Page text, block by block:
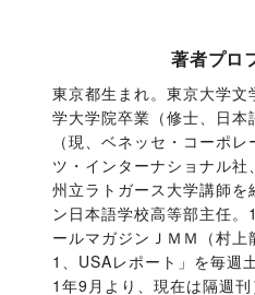
著者プロ
東京都生まれ。東京大学
学大学院卒業（修士、日
（現、ベネッセ・コーポ
ツ・インターナショナル
州立ラトガース大学講師を
ン日本語学校高等部主任
ールマガジンＪＭＭ（村
1、USAレポート」を毎週
1年9月より、現在は隔週